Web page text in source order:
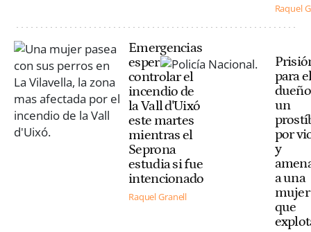
Raquel
Emergencias
espera
controlar el
incendio de
la Vall d'Uixó
este martes
mientras el
Seprona
estudia si fue
intencionado
Raquel Granell
para
un
por
y
a una
mujer
que